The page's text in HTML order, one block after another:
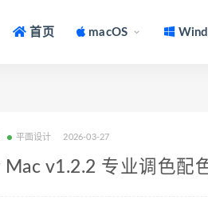
首页 macOS
平面设计 2026-03-27
v1.2.2 专业调色配